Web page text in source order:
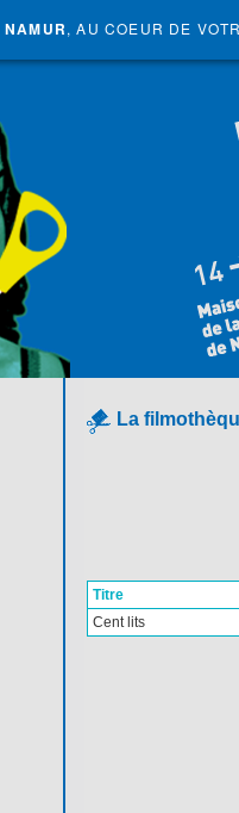
NAMUR, AU COEUR DE
La
Titre
Cent lits